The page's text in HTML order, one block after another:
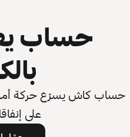
حساب
حساب كاش يسرّع حركة
على